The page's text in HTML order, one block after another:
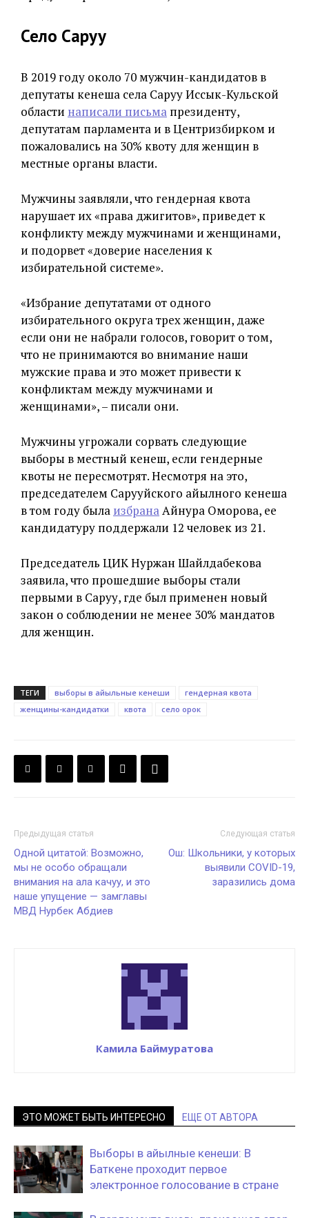
Село Саруу
В 2019 году около 70 мужчин-кандидатов в
депутаты кенеша села Саруу Иссык-Кульской
области написали письма президенту,
депутатам парламента и в Центризбирком и
пожаловались на 30% квоту для женщин в
местные органы власти.
Мужчины заявляли, что гендерная квота
нарушает их «права джигитов», приведет к
конфликту между мужчинами и женщинами,
и подорвет «доверие населения к
избирательной системе».
«Избрание депутатами от одного
избирательного округа трех женщин, даже
если они не набрали голосов, говорит о том,
что не принимаются во внимание наши
мужские права и это может привести к
конфликтам между мужчинами и
женщинами», – писали они.
Мужчины угрожали сорвать следующие
выборы в местный кенеш, если гендерные
квоты не пересмотрят. Несмотря на это,
председателем Сарууйского айылного кенеша
в том году была избранаАйнура Оморова, ее
кандидатуру поддержали 12 человек из 21.
Председатель ЦИК Нуржан Шайлдабекова
заявила, что прошедшие выборы стали
первыми в Саруу, где был применен новый
закон о соблюдении не менее 30% мандатов
для женщин.
ТЕГИ выборы в айыльные кенеши
гендерная квота
женщины-кандидатки
квота село орок
Предыдущая статья
Одной цитатой: Возможно,
мы не особо обращали
внимания на ала качуу, и это
наше упущение — замглавы
МВД Нурбек Абдиев
Следующая статья
Ош: Школьники, у которых
выявили COVID-19,
заразились дома
Камила Баймуратова
ЭТО МОЖЕТ БЫТЬ ИНТЕРЕСНО ЕЩЕ ОТ АВТОРА
Выборы в айылные кенеши: В
Баткене проходит первое
электронное голосование в стране